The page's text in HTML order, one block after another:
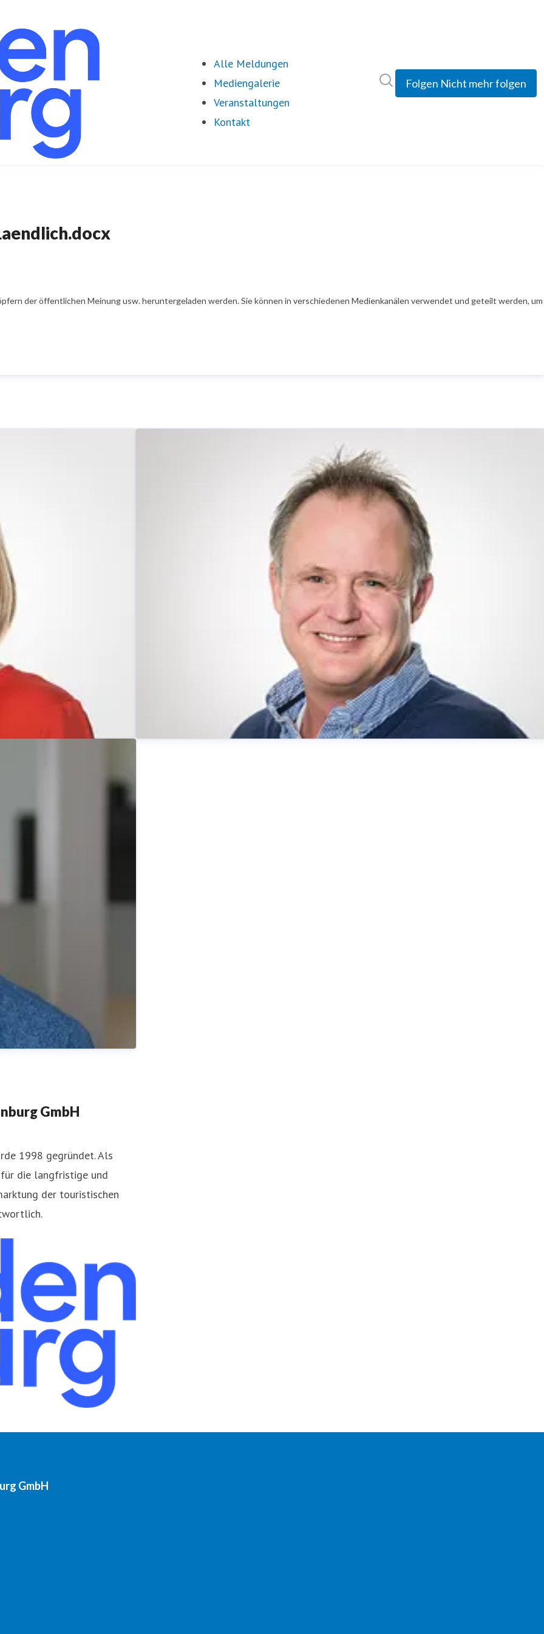
Alle Meldungen
Mediengalerie
Veranstaltungen
Kontakt
Folgen Nicht mehr folgen
der öffentlichen Meinung usw. heruntergeladen werden. Sie können in verschiedenen Medienkanälen verwendet und geteilt
GmbH
1998 gegründet. Als
die langfristige und
der touristischen
GmbH